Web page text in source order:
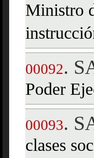
Ministro
00092.
Poder
00093.
clases